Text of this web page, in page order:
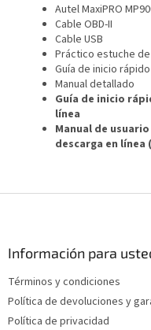
Autel MaxiPRO
Cable OBD-II
Cable USB
Práctico estuche
Guía de inicio rápido
Manual detallado
Guía de inicio
línea
Manual de
descarga en línea
Información para
Términos y condiciones
Política de devoluciones y
Política de privacidad